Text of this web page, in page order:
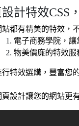
計特效CSS
都有精美的特效，
電子商務學院，
物美價廉的特效服
行特效選購，豐富您
頁設計讓您的網站更